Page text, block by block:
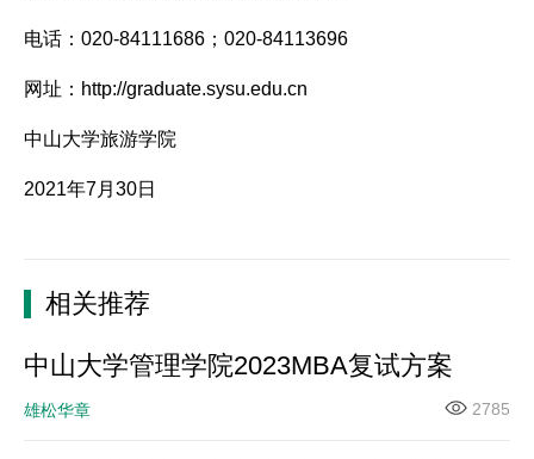
电话：020-84111686；020-84113696
网址：http://graduate.sysu.edu.cn
中山大学旅游学院
2021年7月30日
相关推荐
中山大学管理学院2023MBA复试方案
雄松华章 2785